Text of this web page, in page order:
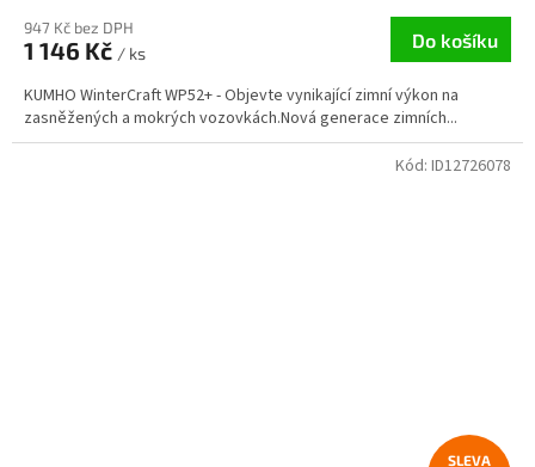
947 Kč bez DPH
1 146 Kč / ks
Do košíku
KUMHO WinterCraft WP52+ - Objevte vynikající zimní výkon na
zasněžených a mokrých vozovkách.Nová generace zimních...
Kód: ID12726078